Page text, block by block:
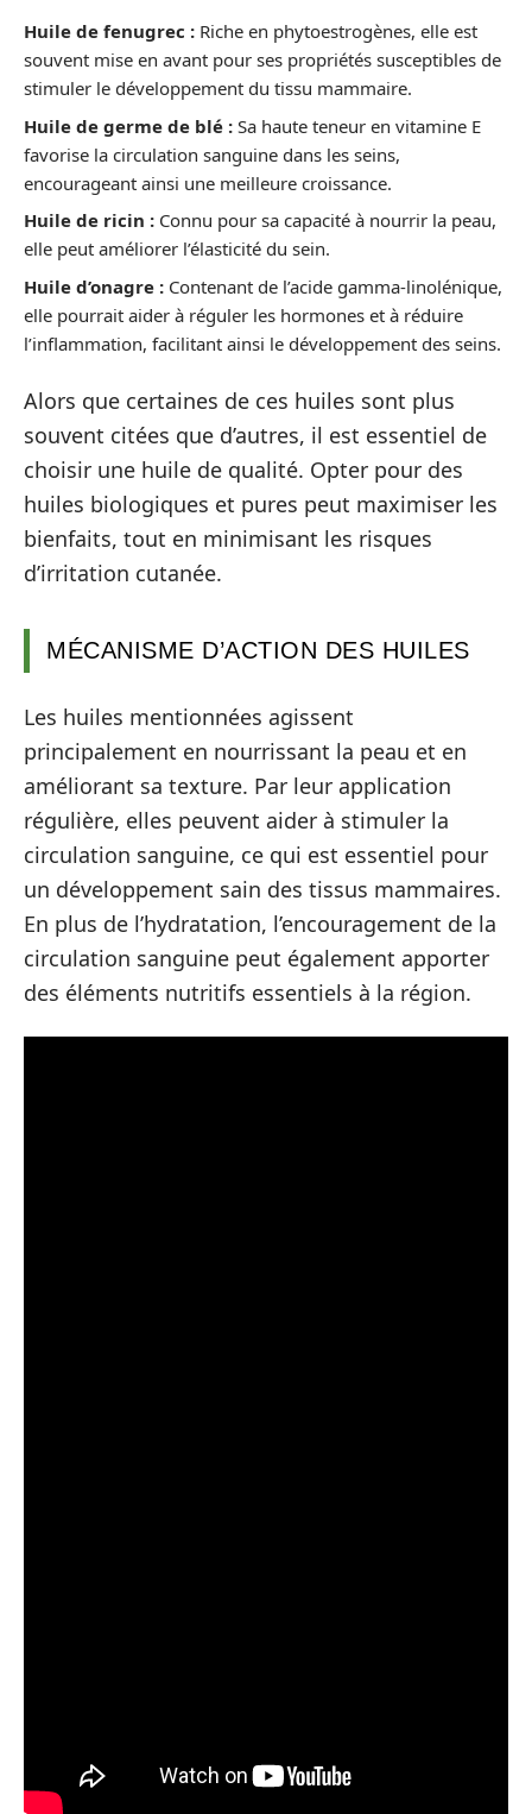
Huile de fenugrec : Riche en phytoestrogènes, elle est
souvent mise en avant pour ses propriétés susceptibles de
stimuler le développement du tissu mammaire.
Huile de germe de blé : Sa haute teneur en vitamine E
favorise la circulation sanguine dans les seins,
encourageant ainsi une meilleure croissance.
Huile de ricin : Connu pour sa capacité à nourrir la peau,
elle peut améliorer l’élasticité du sein.
Huile d’onagre : Contenant de l’acide gamma-linolénique,
elle pourrait aider à réguler les hormones et à réduire
l’inflammation, facilitant ainsi le développement des seins.
Alors que certaines de ces huiles sont plus
souvent citées que d’autres, il est essentiel de
choisir une huile de qualité. Opter pour des
huiles biologiques et pures peut maximiser les
bienfaits, tout en minimisant les risques
d’irritation cutanée.
MÉCANISME D’ACTION DES HUILES
Les huiles mentionnées agissent
principalement en nourrissant la peau et en
améliorant sa texture. Par leur application
régulière, elles peuvent aider à stimuler la
circulation sanguine, ce qui est essentiel pour
un développement sain des tissus mammaires.
En plus de l’hydratation, l’encouragement de la
circulation sanguine peut également apporter
des éléments nutritifs essentiels à la région.